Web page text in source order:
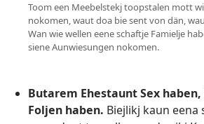
Toom een Meebelstekj toopstalen mott
nokomen, waut doa bie sent von dän,
Wan wie wellen eene schaftje Famielje
siene Aunwiesungen nokomen.
Butarem Ehestaunt Sex
Foljen haben. Biejlikj kaun eena